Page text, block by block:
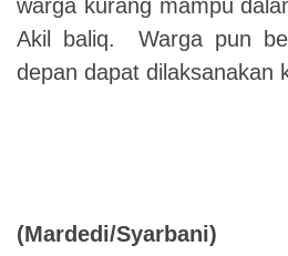
warga kurang mampu
Akil baliq. Warga pun
depan dapat dilaksanakan
(Mardedi/Syarbani)